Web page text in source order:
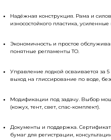
Надёжная конструкция. Рама и
износостойкого пластика,
Экономичность и простое
понятные регламенты ТО.
Управление лодкой осваивается за
выход на глиссирование по воде,
Модификации под задачу. Выбор
(кожух, тент, свет, спас-комплект).
Документы и поддержка. С
бумаг для регистрации,
Обратная
Здесь Вы можете
на поставку товаров и